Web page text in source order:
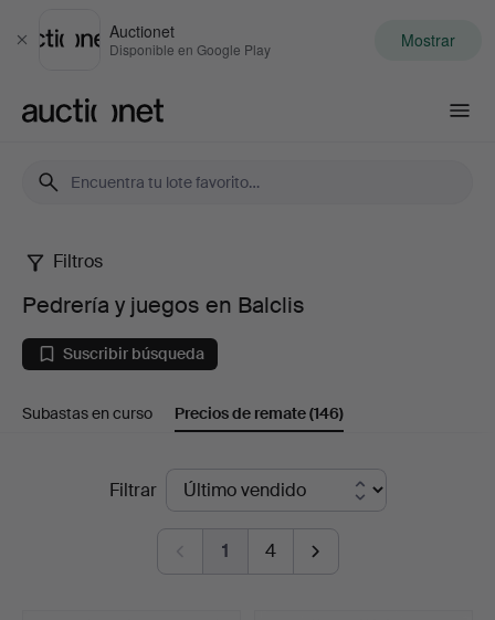
Cerrar
Auctionet
Disponible en Google Play Mostrar
Pedrería
juegos
en
Filtros
Pedrería y juegos en Balclis
Suscribir búsqueda
Subastas en curso Precios de remate(146)
Filtrar
1 4